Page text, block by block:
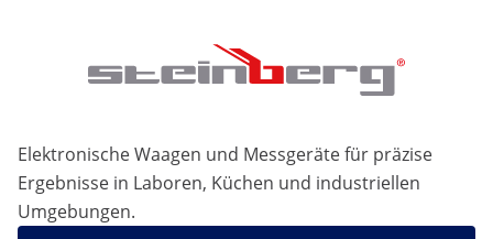
Elektronische Waagen und Messgeräte für präzise
Ergebnisse in Laboren, Küchen und industriellen
Umgebungen.